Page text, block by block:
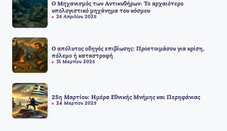
Ο Μηχανισμός των Αντικυθήρων: Το αρχαιότερο
υπολογιστικό μηχάνημα του κόσμου
26 Απριλίου 2025
Ο απόλυτος οδηγός επιβίωσης: Προετοιμάσου για κρίση,
πόλεμο ή καταστροφή
31 Μαρτίου 2025
25η Μαρτίου: Ημέρα Εθνικής Μνήμης και Περηφάνιας
24 Μαρτίου 2025